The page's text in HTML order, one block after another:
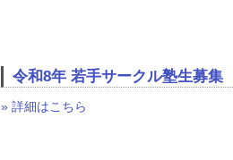
令和8年 若手サークル塾生募集
» 詳細はこちら